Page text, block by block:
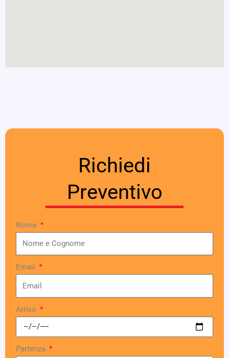
Richiedi
Preventivo
Nome
Email
Arrivo
Partenza